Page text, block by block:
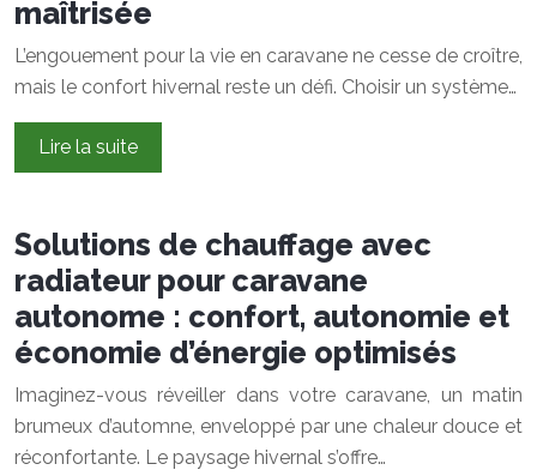
maîtrisée
L’engouement pour la vie en caravane ne cesse de croître,
mais le confort hivernal reste un défi. Choisir un système…
Lire la suite
Solutions de chauffage avec
radiateur pour caravane
autonome : confort, autonomie et
économie d’énergie optimisés
Imaginez-vous réveiller dans votre caravane, un matin
brumeux d’automne, enveloppé par une chaleur douce et
réconfortante. Le paysage hivernal s’offre…